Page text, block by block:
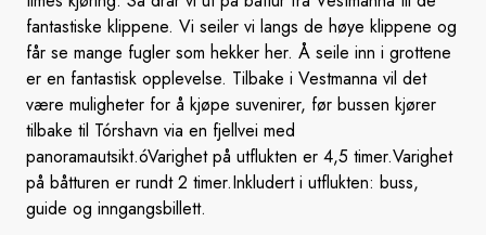
fantastiske klippene. Vi seiler vi langs de høye klippene og
får se mange fugler som hekker her. Å seile inn i grottene
er en fantastisk opplevelse. Tilbake i Vestmanna vil det
være muligheter for å kjøpe suvenirer, før bussen kjører
tilbake til Tórshavn via en fjellvei med
panoramautsikt.óVarighet på utflukten er 4,5 timer.Varighet
på båtturen er rundt 2 timer.Inkludert i utflukten: buss,
guide og inngangsbillett.